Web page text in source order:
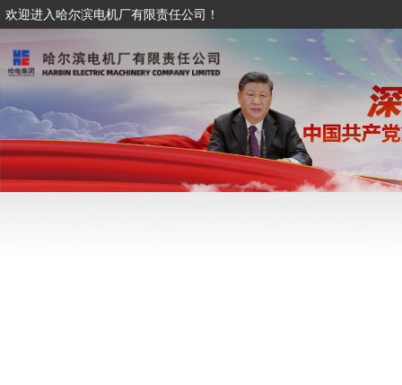
欢迎进入哈尔滨电机厂有限责任公司！